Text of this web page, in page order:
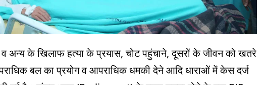
व अन्य के खिलाफ हत्या के प्रयास, चोट पहुंचाने, दूसरों के जीवन को खतरे
बल का प्रयोग व आपराधिक धमकी देने आदि धाराओं में केस दर्ज